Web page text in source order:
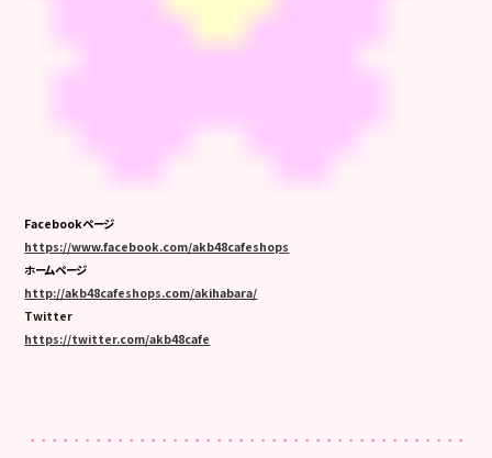
Facebookページ
https://www.facebook.com/akb48cafeshops
ホームページ
http://akb48cafeshops.com/akihabara/
Twitter
https://twitter.com/akb48cafe